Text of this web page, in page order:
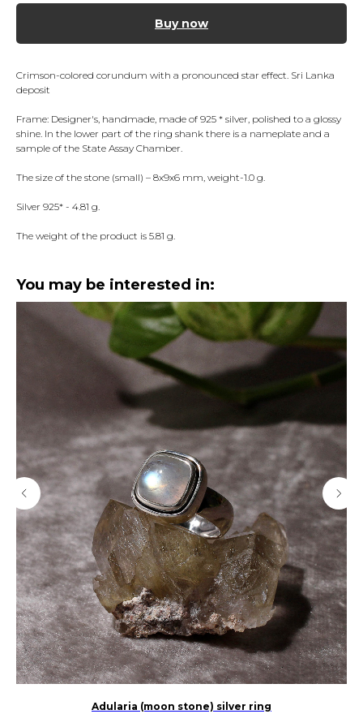
Buy now
Crimson-colored corundum with a pronounced star effect. Sri Lanka
deposit
Frame: Designer's, handmade, made of 925 * silver, polished to a glossy
shine. In the lower part of the ring shank there is a nameplate and a
sample of the State Assay Chamber.
The size of the stone (small) – 8x9x6 mm, weight-1.0 g.
Silver 925* - 4.81 g.
The weight of the product is 5.81 g.
You may be interested in:
Adularia (moon stone) silver ring